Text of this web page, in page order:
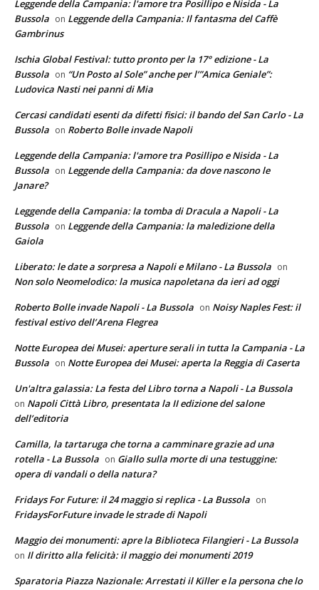
Leggende della Campania: l'amore tra Posillipo e Nisida - La
Bussola on Leggende della Campania: Il fantasma del Caffè
Gambrinus
Ischia Global Festival: tutto pronto per la 17° edizione - La
Bussola on “Un Posto al Sole” anche per l’”Amica Geniale”:
Ludovica Nasti nei panni di Mia
Cercasi candidati esenti da difetti fisici: il bando del San Carlo - La
Bussola on Roberto Bolle invade Napoli
Leggende della Campania: l'amore tra Posillipo e Nisida - La
Bussola on Leggende della Campania: da dove nascono le
Janare?
Leggende della Campania: la tomba di Dracula a Napoli - La
Bussola on Leggende della Campania: la maledizione della
Gaiola
Liberato: le date a sorpresa a Napoli e Milano - La Bussola on
Non solo Neomelodico: la musica napoletana da ieri ad oggi
Roberto Bolle invade Napoli - La Bussola on Noisy Naples Fest: il
festival estivo dell’Arena Flegrea
Notte Europea dei Musei: aperture serali in tutta la Campania - La
Bussola on Notte Europea dei Musei: aperta la Reggia di Caserta
Un'altra galassia: La festa del Libro torna a Napoli - La Bussola
on Napoli Città Libro, presentata la II edizione del salone
dell’editoria
Camilla, la tartaruga che torna a camminare grazie ad una
rotella - La Bussola on Giallo sulla morte di una testuggine:
opera di vandali o della natura?
Fridays For Future: il 24 maggio si replica - La Bussola on
FridaysForFuture invade le strade di Napoli
Maggio dei monumenti: apre la Biblioteca Filangieri - La Bussola
on Il diritto alla felicità: il maggio dei monumenti 2019
Sparatoria Piazza Nazionale: Arrestati il Killer e la persona che lo